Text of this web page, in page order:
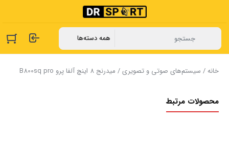
خانه/ سیستم‌های صوتی و تصویری/ میدرنج 8 اینچ آلفا پرو B800sq pro
محصولات مرتبط